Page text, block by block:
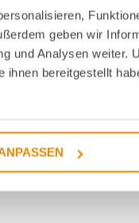
geben wir
und Analysen weiter.
bereitgestellt